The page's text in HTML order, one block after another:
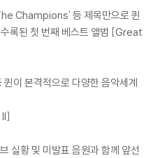
Champions' 등 제목만으로 퀸
록된 첫 번째 베스트 앨범 [Great
이 본격적으로 다양한 음악세계
실황 및 미발표 음원과 함께 앞선